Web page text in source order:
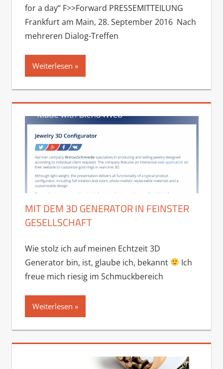
for a day“ F>>Forward PRESSEMITTEILUNG
Frankfurt am Main, 28. September 2016 Nach
mehreren Dialog-Treffen
Weiterlesen
MIT DEM 3D GENERATOR IN FEINSTER
GESELLSCHAFT
Wie stolz ich auf meinen Echtzeit 3D
Generator bin, ist, glaube ich, bekannt
Ich
freue mich riesig im Schmuckbereich
Weiterlesen